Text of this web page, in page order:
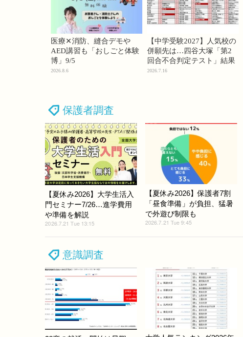
医療✕消防、縫合デモや
AED講習も「おしごと体験
博」9/5
2026.8.6
【中学受験2027】人気校の
併願先は…四谷大塚「第2
回合不合判定テスト」結果
2026.7.16
保護者調査
【夏休み2026】大学生活入
門セミナー7/26…進学費用
や準備を解説
2026.7.21 Tue 13:15
【夏休み2026】保護者7割
「昼食準備」が負担、猛暑
で外遊び制限も
2026.7.21 Tue 9:45
意識調査